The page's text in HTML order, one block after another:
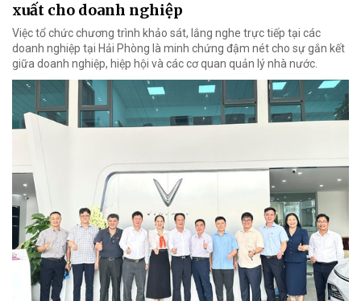
xuất cho doanh nghiệp
Việc tổ chức chương trình khảo sát, lắng nghe trực tiếp tại các
doanh nghiệp tại Hải Phòng là minh chứng đậm nét cho sự gắn kết
giữa doanh nghiệp, hiệp hội và các cơ quan quản lý nhà nước.